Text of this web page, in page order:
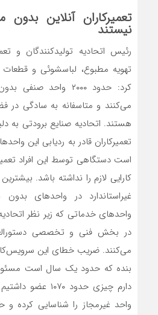
تعمیرکاران آنلاین بدون
نیستند
رئیس اتحادیه تولیدکنندگان و
تهویه مطبوع، لباسشوئی و
کرد: حدود ۲۰۰۰ واحد
می‌کنند و متاسفانه به سادگی
هستند. اتحادیه صنایع برودتی به
تعمیرکاران قادر به ردیابی این
است دستگاهی توسط این افراد
کارایی لازم را نداشته باشد.
غیراستاندارد در واحدهای
واحدهای خدماتی که زیر نظر
در بخش فنی و تخصصی
می‌کنند. ضریب خطای این
بنده که حدود یک سال است